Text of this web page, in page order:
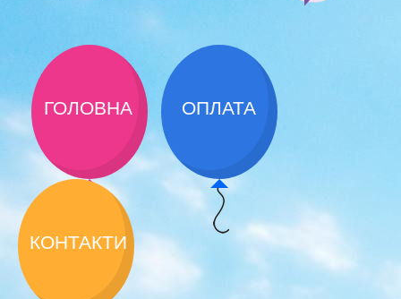
ГОЛОВНА ОПЛАТА
КОНТАКТИ